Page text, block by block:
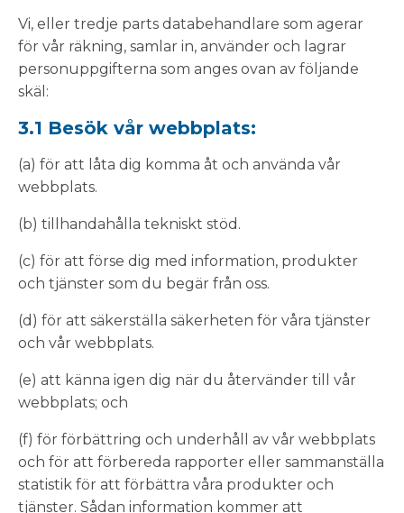
Vi, eller tredje parts databehandlare som agerar
för vår räkning, samlar in, använder och lagrar
personuppgifterna som anges ovan av följande
skäl:
3.1 Besök vår webbplats:
(a) för att låta dig komma åt och använda vår
webbplats.
(b) tillhandahålla tekniskt stöd.
(c) för att förse dig med information, produkter
och tjänster som du begär från oss.
(d) för att säkerställa säkerheten för våra tjänster
och vår webbplats.
(e) att känna igen dig när du återvänder till vår
webbplats; och
(f) för förbättring och underhåll av vår webbplats
och för att förbereda rapporter eller sammanställa
statistik för att förbättra våra produkter och
tjänster. Sådan information kommer att